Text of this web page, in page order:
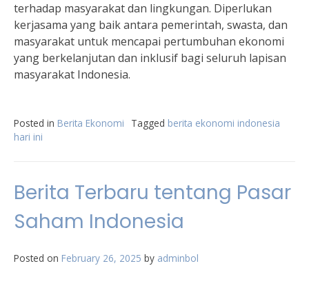
terhadap masyarakat dan lingkungan. Diperlukan
kerjasama yang baik antara pemerintah, swasta, dan
masyarakat untuk mencapai pertumbuhan ekonomi
yang berkelanjutan dan inklusif bagi seluruh lapisan
masyarakat Indonesia.
Posted in Berita Ekonomi Tagged berita ekonomi indonesia
hari ini
Berita Terbaru tentang Pasar
Saham Indonesia
Posted on February 26, 2025 by adminbol